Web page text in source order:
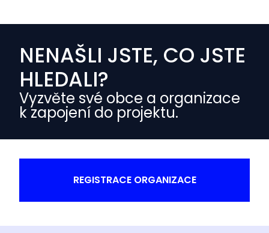
NENAŠLI JSTE, CO JSTE
HLEDALI?
Vyzvěte své obce a organizace
k zapojení do projektu.
REGISTRACE ORGANIZACE